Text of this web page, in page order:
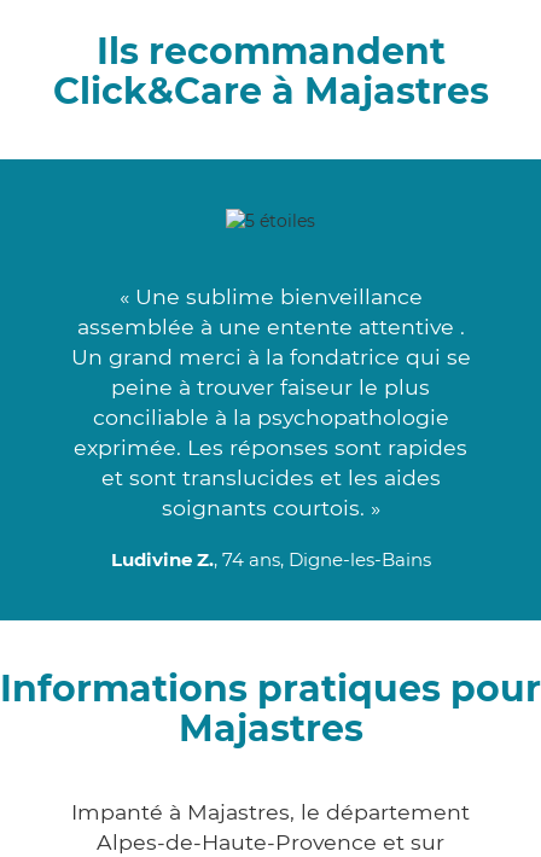
Ils recommandent
Click&Care à Majastres
« Une sublime bienveillance
assemblée à une entente attentive .
Un grand merci à la fondatrice qui se
peine à trouver faiseur le plus
conciliable à la psychopathologie
exprimée. Les réponses sont rapides
et sont translucides et les aides
soignants courtois. »
Ludivine Z., 74 ans, Digne-les-Bains
Informations pratiques pour
Majastres
Impanté à Majastres, le département
Alpes-de-Haute-Provence et sur